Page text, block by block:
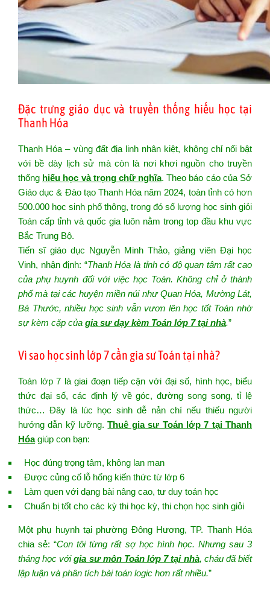
Đặc trưng giáo dục và truyền thống hiếu học tại
Thanh Hóa
Thanh Hóa – vùng đất địa linh nhân kiệt, không chỉ nổi bật
với bề dày lịch sử mà còn là nơi khơi nguồn cho truyền
thống hiếu học và trọng chữ nghĩa. Theo báo cáo của Sở
Giáo dục & Đào tạo Thanh Hóa năm 2024, toàn tỉnh có hơn
500.000 học sinh phổ thông, trong đó số lượng học sinh giỏi
Toán cấp tỉnh và quốc gia luôn nằm trong top đầu khu vực
Bắc Trung Bộ.
Tiến sĩ giáo dục Nguyễn Minh Thảo, giảng viên Đại học
Vinh, nhận định: “Thanh Hóa là tỉnh có độ quan tâm rất cao
của phụ huynh đối với việc học Toán. Không chỉ ở thành
phố mà tại các huyện miền núi như Quan Hóa, Mường Lát,
Bá Thước, nhiều học sinh vẫn vươn lên học tốt Toán nhờ
sự kèm cặp của gia sư dạy kèm Toán lớp 7 tại nhà.”
Vì sao học sinh lớp 7 cần gia sư Toán tại nhà?
Toán lớp 7 là giai đoạn tiếp cận với đại số, hình học, biểu
thức đại số, các định lý về góc, đường song song, tỉ lệ
thức… Đây là lúc học sinh dễ nản chí nếu thiếu người
hướng dẫn kỹ lưỡng.Thuê gia sư Toán lớp 7 tại Thanh
Hóagiúp con bạn:
Học đúng trọng tâm, không lan man
Được củng cố lỗ hổng kiến thức từ lớp 6
Làm quen với dạng bài nâng cao, tư duy toán học
Chuẩn bị tốt cho các kỳ thi học kỳ, thi chọn học sinh giỏi
Một phụ huynh tại phường Đông Hương, TP. Thanh Hóa
chia sẻ: “Con tôi từng rất sợ học hình học. Nhưng sau 3
tháng học vớigia sư môn Toán lớp 7 tại nhà, cháu đã biết
lập luận và phân tích bài toán logic hơn rất nhiều.”